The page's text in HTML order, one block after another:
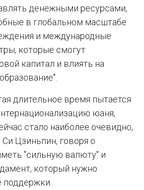
денежными ресурсами,
в глобальном масштабе
и международные
которые смогут
капитал и влиять на
длительное время пытается
юаня,
стало наиболее очевидно,
Цзиньпин, говоря о
"сильную валюту" и
который нужно
поддержки.